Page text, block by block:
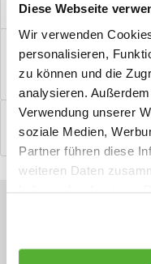
Diese Webseite
Wir verwenden
personalisieren,
zu können und die
analysieren.
Verwendung unserer
soziale Medien,
Partner führen diese
weiteren Daten
Windfangelemente
einbaufertig bestellen. In
Bewertungen
0
Bewertungen lesen,
Sie haben